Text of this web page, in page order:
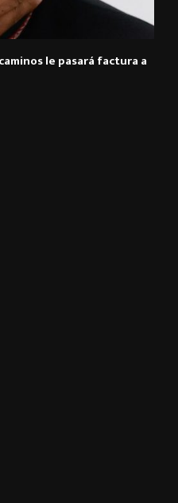
le pasará factura a